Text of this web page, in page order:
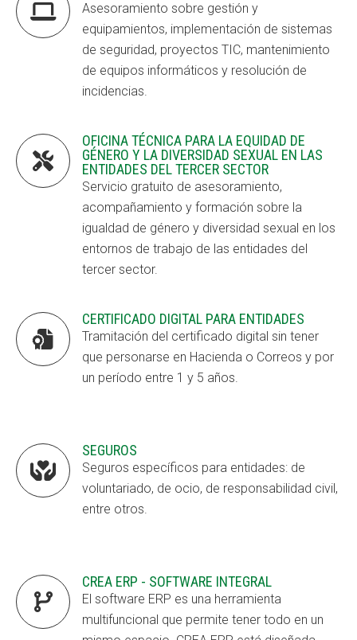

Asesoramiento sobre gestión y
equipamientos, implementación de sistemas
de seguridad, proyectos TIC, mantenimiento
de equipos informáticos y resolución de
incidencias.

OFICINA TÉCNICA PARA LA EQUIDAD DE
GÉNERO Y LA DIVERSIDAD SEXUAL EN LAS
ENTIDADES DEL TERCER SECTOR
Servicio gratuito de asesoramiento,
acompañamiento y formación sobre la
igualdad de género y diversidad sexual en los
entornos de trabajo de las entidades del
tercer sector.

CERTIFICADO DIGITAL PARA ENTIDADES
Tramitación del certificado digital sin tener
que personarse en Hacienda o Correos y por
un período entre 1 y 5 años.

SEGUROS
Seguros específicos para entidades: de
voluntariado, de ocio, de responsabilidad civil,
entre otros.

CREA ERP - SOFTWARE INTEGRAL
El software ERP es una herramienta
multifuncional que permite tener todo en un
COL·LABORA
Fes voluntariat
Fes un donatiu
COL·LABORA
Fes voluntariat
Fes un donatiu